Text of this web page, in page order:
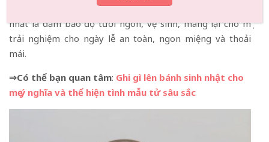
cần phải lựa chọn cửa hàng bánh đáng tin cậy quan trọng
nhất là đảm bảo độ tươi ngon, vệ sinh, mang lại cho mẹ
trải nghiệm cho ngày lễ an toàn, ngon miệng và thoải
mái.
⇒Có thể bạn quan tâm: Ghi gì lên bánh sinh nhật cho
mẹ ý nghĩa và thể hiện tình mẫu tử sâu sắc